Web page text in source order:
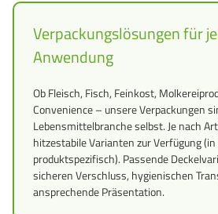
Verpackungslösungen für
Anwendung
Ob Fleisch, Fisch, Feinkost,
Convenience – unsere Verpackungen
Lebensmittelbranche selbst. Je nach
hitzestabile Varianten zur Verfügung
produktspezifisch). Passende
sicheren Verschluss, hygienischen
ansprechende Präsentation.